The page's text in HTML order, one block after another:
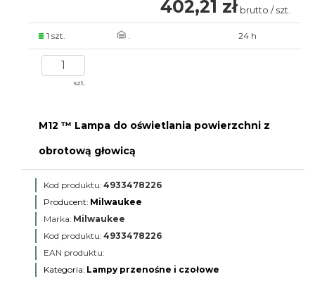
402,21 zł brutto / szt.
1 szt. . 24 h
szt.
M12 ™ Lampa do oświetlania powierzchni z
obrotową głowicą
Kod produktu: 4933478226
Producent: Milwaukee
Marka: Milwaukee
Kod produktu: 4933478226
EAN produktu:
Kategoria: Lampy przenośne i czołowe